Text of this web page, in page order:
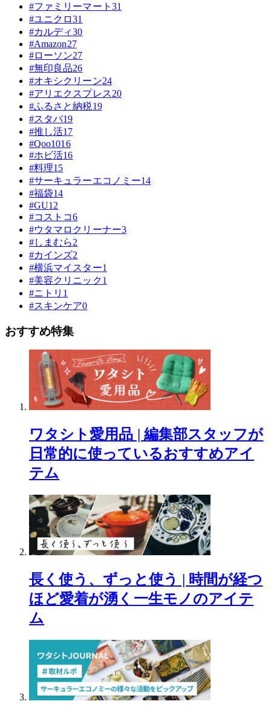
#ファミリーマート 31
#ユニクロ31
#カルディ30
#Amazon27
#ローソン27
#無印良品26
#オキシクリーン24
#アリエクスプレス20
#ふるさと納税19
#スタバ19
#推し活17
#Qoo1016
#ホビ活16
#料理15
#サーキュラーエコノミー14
#福袋14
#GU12
#コストコ6
#ウタマロクリーナー3
#しまむら2
#カインズ2
#横浜マイスター1
#美容クリニック1
#ニトリ 1
#スキンケア0
おすすめ特集
ワタシト愛用品 | 編集部スタッフが
日常的に使っているおすすめアイ
テム
長く使う、ずっと使う | 時間が経つ
ほど愛着が湧く一生モノのアイテ
ム